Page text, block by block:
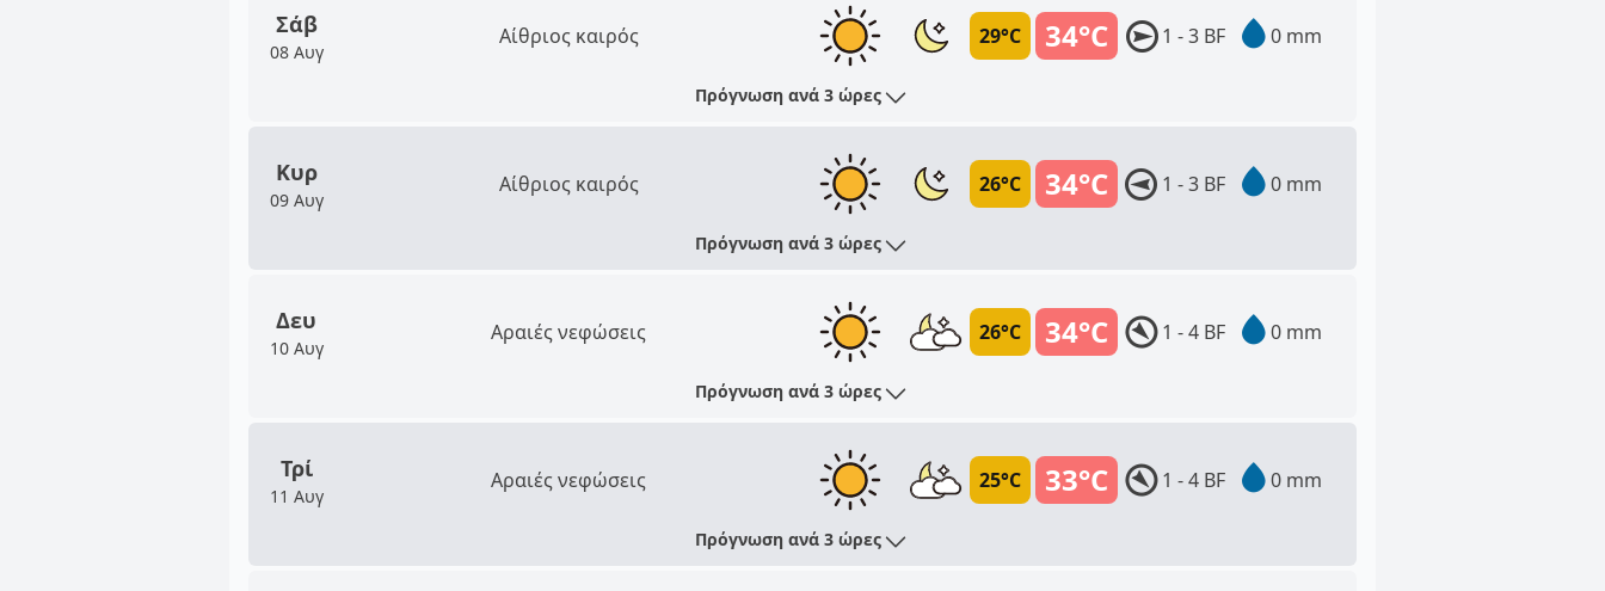
Σάβ
08 Αυγ
Αίθριος καιρός 34°C
29°C 1 - 3 BF 0 mm
Πρόγνωση ανά 3 ώρες
Κυρ
09 Αυγ
Αίθριος καιρός 34°C
26°C 1 - 3 BF 0 mm
Πρόγνωση ανά 3 ώρες
Δευ
10 Αυγ
Αραιές νεφώσεις 34°C
26°C 1 - 4 BF 0 mm
Πρόγνωση ανά 3 ώρες
Τρί
11 Αυγ
Αραιές νεφώσεις 33°C
25°C 1 - 4 BF 0 mm
Πρόγνωση ανά 3 ώρες